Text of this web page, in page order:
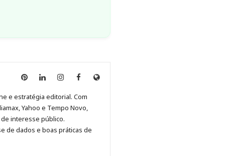
Anny
no
Pinterest
Anny
no
LinkedIn
Anny
no
Instagram
Anny
no
Facebook
Site
e estratégia editorial. Com
Yahoo e Tempo Novo,
interesse público.
de dados e boas práticas de